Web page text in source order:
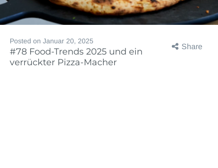
Share
Posted on Januar 20, 2025
#78 Food-Trends 2025 und ein
verrückter Pizza-Macher